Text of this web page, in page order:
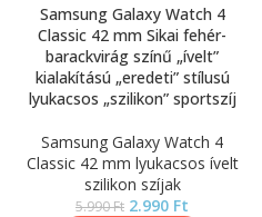
Samsung Galaxy Watch 4
Classic 42 mm Sikai fehér-
barackvirág színű „ívelt”
kialakítású „eredeti” stílusú
lyukacsos „szilikon” sportszíj
Samsung Galaxy Watch 4
Classic 42 mm lyukacsos ívelt
szilikon szíjak
5.990Ft 2.990 Ft